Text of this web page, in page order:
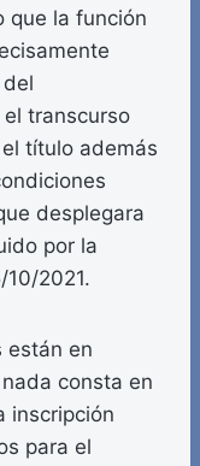
que la función
transcurso
título además
desplegara
por la
10/2021.
en
consta en
inscripción
para el